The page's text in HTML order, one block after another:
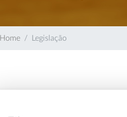
Home Legislação